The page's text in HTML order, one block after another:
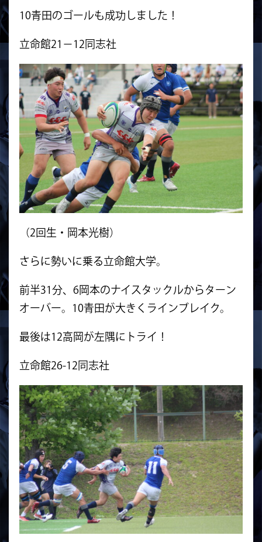
10青田のゴールも成功しました！
立命館21−12同志社
（2回生・岡本光樹）
さらに勢いに乗る立命館大学。
前半31分、6岡本のナイスタックルからターン
オーバー。10青田が大きくラインブレイク。
最後は12高岡が左隅にトライ！
立命館26-12同志社